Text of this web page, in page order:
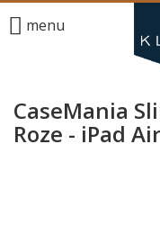
menu
CaseMania
Roze - iPad